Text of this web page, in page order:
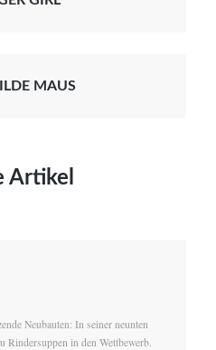
MAUS
Artikel
Neubauten: In seiner neunten
Rindersuppen in den Wettbewerb.